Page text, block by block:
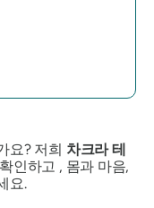
요? 저희 차크라 테
확인하고 , 몸과 마음,
요.